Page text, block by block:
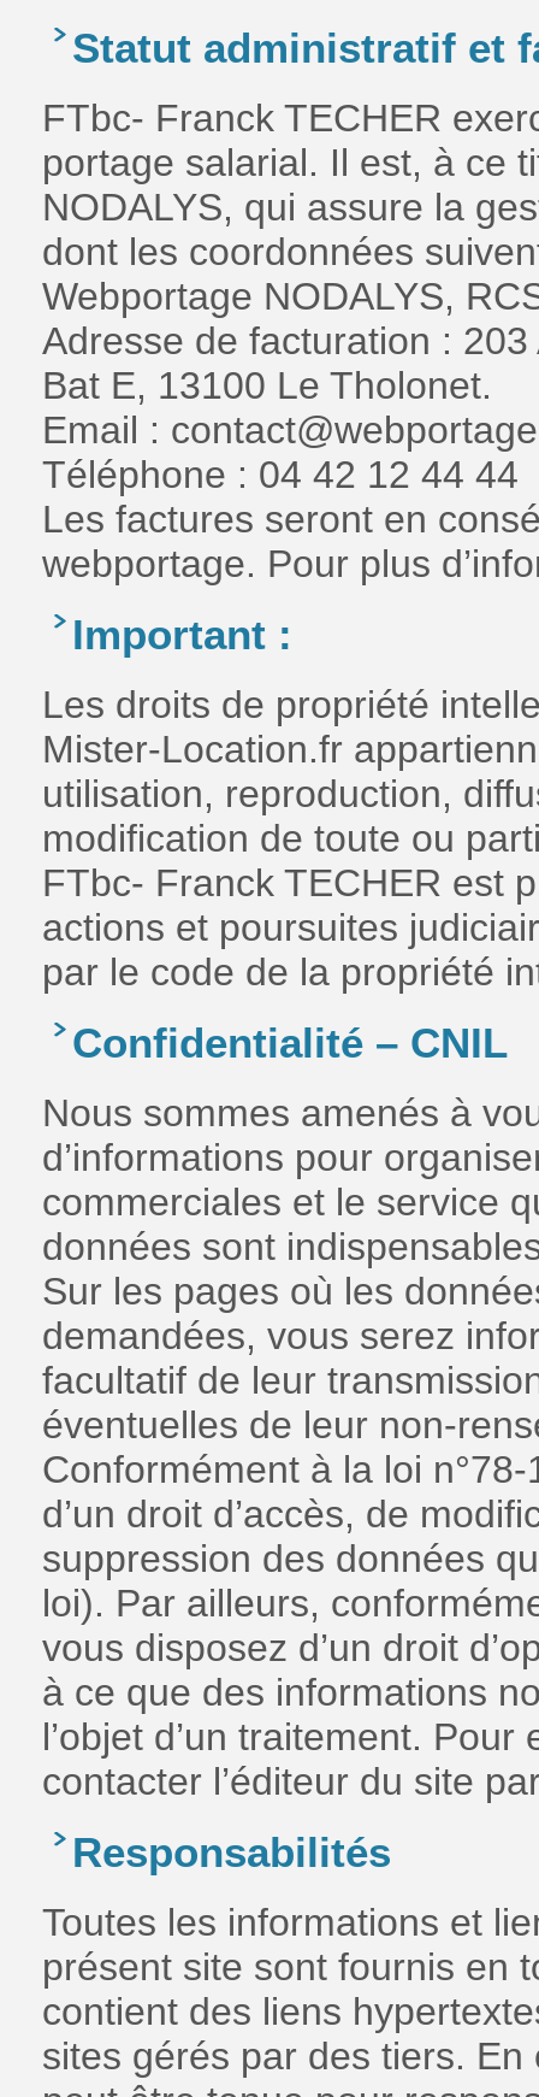
Statut administratif et
FTbc- Franck TECHER
portage salarial. Il est, à ce
NODALYS, qui assure la
dont les coordonnées
Webportage NODALYS,
Adresse de facturation : 203
Bat E, 13100 Le Tholonet.
Email :
Téléphone : 04 42 12 44 44
Les factures seront en
webportage. Pour plus
Important :
Les droits de propriété
Mister-Location.fr
utilisation, reproduction,
modification de toute ou
FTbc- Franck TECHER est
actions et poursuites
par le code de la propriété
Confidentialité – CNIL
Nous sommes amenés à
d’informations pour
commerciales et le service
données sont
Sur les pages où les
demandées, vous serez
facultatif de leur
éventuelles de leur non-
Conformément à la loi
d’un droit d’accès, de
suppression des données
loi). Par ailleurs,
vous disposez d’un droit
à ce que des informations
l’objet d’un traitement.
contacter l’éditeur du site
Responsabilités
Toutes les informations et
présent site sont fournis en
contient des liens
sites gérés par des tiers. En